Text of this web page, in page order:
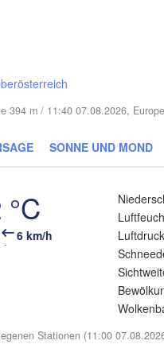
394 m / 11:40 07.08.2026,
SONNE UND MOND
6 km/h
Luftdruck
Stationen (11:00
Баранавічы
(Baranavičy)
(Khmelnytskyi)
(Salihorsk)